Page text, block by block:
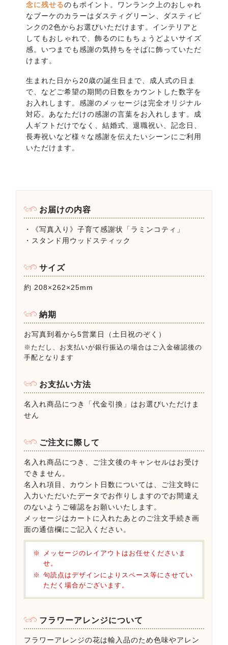
念に残せるのもポイント。ワンランク上のおしゃれ
なブーケのカラーはダスティグリーン、ダスティピ
ンクの2色からお選びいただけます。インテリアと
してもおしゃれで、飾るのにもちょうどよいサイズ
感。いつまでも感謝の気持ちをそばに飾っていただ
けます。
生まれた日から20歳の誕生日まで、成人式の日ま
で、などご希望の期間の日数をカウントした数字を
お入れします。感謝のメッセージは完全オリジナル
対応。あなただけの感謝の言葉をお入れします。成
人ギフトだけでなく、結婚式、退職祝い、記念日、
長寿祝いなど様々な感謝を伝えたいシーンにご利用
いただけます。
お届けの内容
・《写真入り》子育て感謝状「ラミンコティ」
・スタンド用ウッドスティック
サイズ
約 208×262×25mm
納期
お写真到着から5営業日（土日祝のぞく）
※ただし、お支払いが銀行振込の場合はご入金確認後の
手配となります
お支払い方法
名入れ商品につき「代金引換」はお選びいただけま
せん
ご注文に際して
名入れ商品につき、ご注文後のキャンセルはお受け
できません。
名入れ項目、カウント日数については、ご注文時に
入力いただいたデータでお作りしますのでお間違え
のないようご確認をお願いいたします。
メッセージはカートに入れたあとのご注文手続き画
面の通信欄にご記入ください。
メッセージのレイアウトはお任せくださいま
せ。
句読点はデザインによりスペース等にさせてい
ただく場合がございます。
フラワーアレンジについて
フラワーアレンジの花は輸入品のため色味やアレン